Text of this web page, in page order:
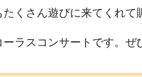
くさん遊びに来てくれて
ラスコンサートです。ぜ